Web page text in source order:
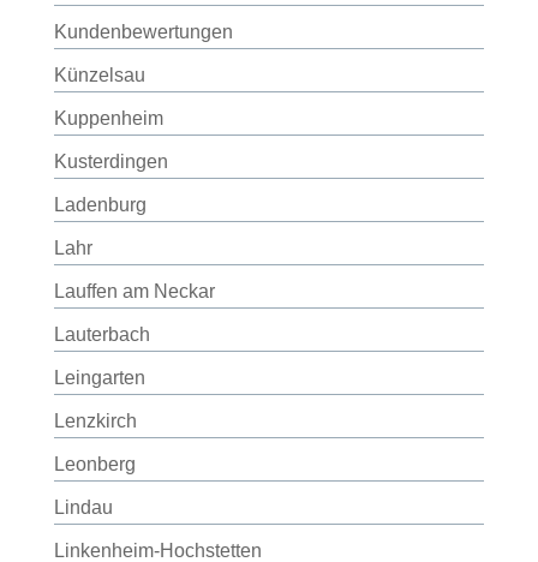
Kundenbewertungen
Künzelsau
Kuppenheim
Kusterdingen
Ladenburg
Lahr
Lauffen am Neckar
Lauterbach
Leingarten
Lenzkirch
Leonberg
Lindau
Linkenheim-Hochstetten